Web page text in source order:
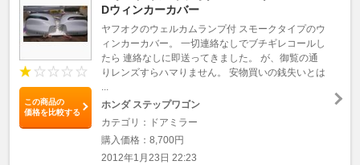
この商品の
価格を比較する
Dウィンカーカバー
ヤフオクのウェルカムランプ付 スモークタイプのウ
ィンカーカバー。 一切連絡なしでブチギレコールし
たら 連絡なしに即送ってきました。 が、御覧の通
りレンズすらハマりません。 安物買いの銭失いとは
ホンダ ステップワゴン
カテゴリ：ドアミラー
購入価格：8,700円
2012年1月23日 22:23